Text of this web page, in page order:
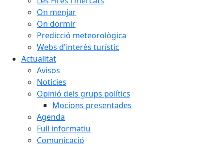
On menjar
On dormir
Predicció meteorològica
Webs d'interès turístic
Actualitat
Avisos
Notícies
Opinió dels grups polítics
Mocions presentades
Agenda
Full informatiu
Comunicació